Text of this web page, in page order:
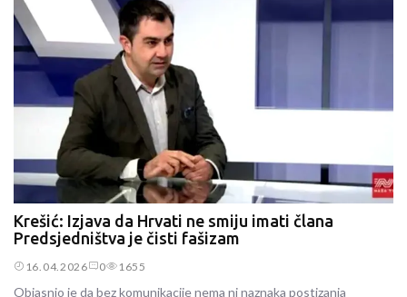
Krešić: Izjava da Hrvati ne smiju imati člana
Predsjedništva je čisti fašizam
16.04.2026 0 1655
Objasnio je da bez komunikacije nema ni naznaka postizanja